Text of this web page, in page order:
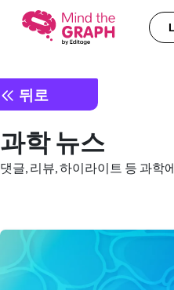
뒤로
과학 뉴스
댓글, 리뷰, 하이라이트 등 과학